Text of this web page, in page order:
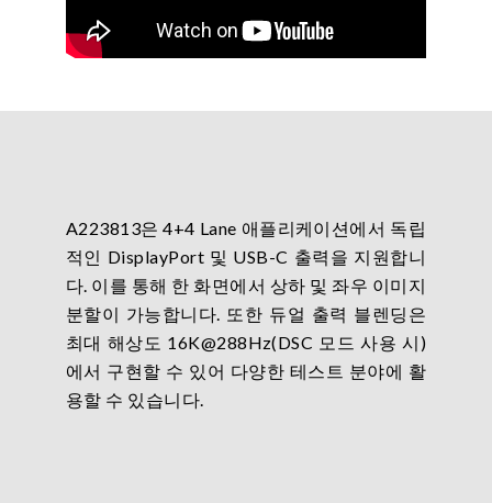
A223813은 4+4 Lane 애플리케이션에서 독립
적인 DisplayPort 및 USB-C 출력을 지원합니
다. 이를 통해 한 화면에서 상하 및 좌우 이미지
분할이 가능합니다. 또한 듀얼 출력 블렌딩은
최대 해상도 16K@288Hz(DSC 모드 사용 시)
에서 구현할 수 있어 다양한 테스트 분야에 활
용할 수 있습니다.